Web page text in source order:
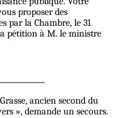
proposer des
par la Chambre, le 31
pétition à M. le ministre
ancien second du
», demande un secours.